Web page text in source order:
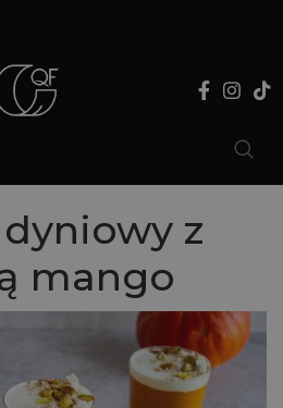
z
mango